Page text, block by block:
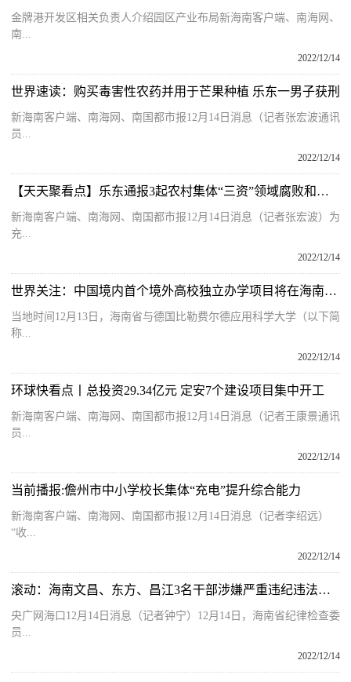
金牌港开发区相关负责人介绍园区产业布局新海南客户端、南海网、
南...
2022/12/14
世界速读：购买毒害性农药并用于芒果种植 乐东一男子获刑
新海南客户端、南海网、南国都市报12月14日消息（记者张宏波通讯
员...
2022/12/14
【天天聚看点】乐东通报3起农村集体“三资”领域腐败和作风问题典型案例
新海南客户端、南海网、南国都市报12月14日消息（记者张宏波）为
充...
2022/12/14
世界关注：中国境内首个境外高校独立办学项目将在海南启动建设
当地时间12月13日，海南省与德国比勒费尔德应用科学大学（以下简
称...
2022/12/14
环球快看点丨总投资29.34亿元 定安7个建设项目集中开工
新海南客户端、南海网、南国都市报12月14日消息（记者王康景通讯
员...
2022/12/14
当前播报:儋州市中小学校长集体“充电”提升综合能力
新海南客户端、南海网、南国都市报12月14日消息（记者李绍远）
“收...
2022/12/14
滚动：海南文昌、东方、昌江3名干部涉嫌严重违纪违法被查
央广网海口12月14日消息（记者钟宁）12月14日，海南省纪律检查委
员...
2022/12/14